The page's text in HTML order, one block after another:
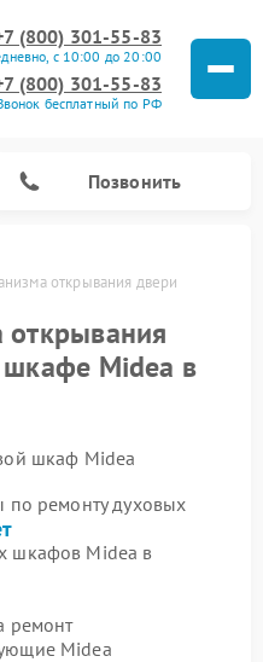
(800) 301-55-83
с 10:00 до 20:00
(800) 301-55-83
бесплатный по РФ
Позвонить
открывания двери
Midea в
шкаф Midea
по ремонту духовых
шкафов Midea в
ремонт
Midea